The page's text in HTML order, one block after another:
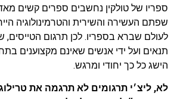
ספריו של טולקין נחשבים ספרים קשים
שפתם העשירה והשירית והטרמינולוגיה
לעולם שברא בספריו. לכן תרגום
תנאים ועל ידי אנשים שאינם מקצוענים
הישג כל כך יחודי ומרגש.
לא, ליצ׳י תרגומים לא תרגמה את